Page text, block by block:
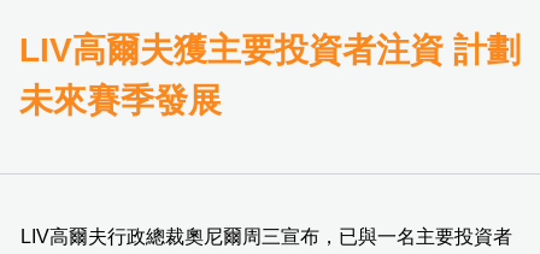
LIV高爾夫獲主要投資者注資 計劃
未來賽季發展
LIV高爾夫行政總裁奧尼爾周三宣布，已與一名主要投資者